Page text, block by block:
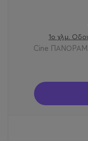
1ο χλμ.
Cine